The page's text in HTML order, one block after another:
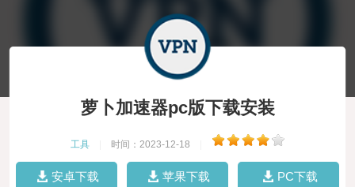
萝卜加速器pc版下载安装
工具 时间：2023-12-18
安卓下载 苹果下载 PC下载